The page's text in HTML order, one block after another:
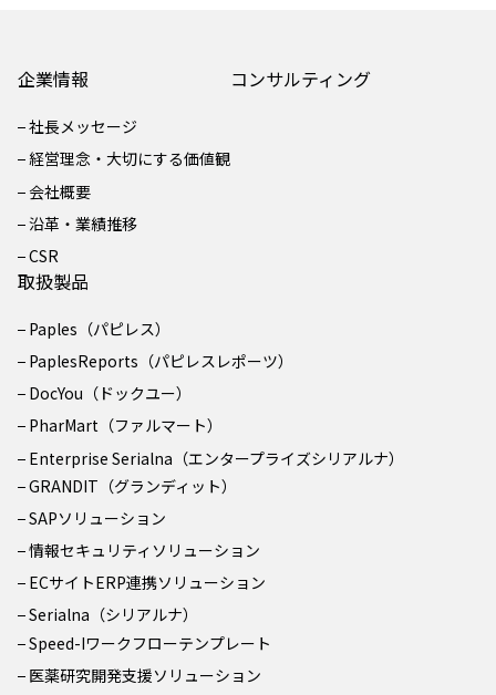
企業情報
社長メッセージ
経営理念・大切にする価値観
会社概要
沿革・業績推移
CSR
コンサルティング
取扱製品
Paples（パピレス）
PaplesReports（パピレスレポーツ）
DocYou（ドックユー）
PharMart（ファルマート）
Enterprise Serialna（エンタープライズシリアルナ）
GRANDIT（グランディット）
SAPソリューション
情報セキュリティソリューション
ECサイトERP連携ソリューション
Serialna（シリアルナ）
Speed-Iワークフローテンプレート
医薬研究開発支援ソリューション